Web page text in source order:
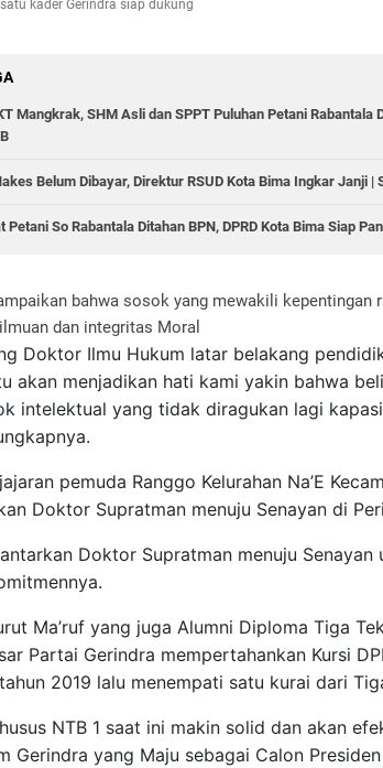
kader Gerindra siap dukung
Mangkrak, SHM Asli dan SPPT Puluhan Petani Rabantala
Belum Dibayar, Direktur RSUD Kota Bima Ingkar Janji |
Petani So Rabantala Ditahan BPN, DPRD Kota Bima Siap
bahwa sosok yang mewakili kepentingan
dan integritas Moral
Doktor Ilmu Hukum latar belakang
akan menjadikan hati kami yakin bahwa
intelektual yang tidak diragukan lagi
pemuda Ranggo Kelurahan Na’E
Doktor Supratman menuju Senayan di
Doktor Supratman menuju Senayan
Ma’ruf yang juga Alumni Diploma Tiga
Partai Gerindra mempertahankan Kursi
2019 lalu menempati satu kurai dari
NTB 1 saat ini makin solid dan akan
Gerindra yang Maju sebagai Calon